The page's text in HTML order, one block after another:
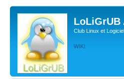
LoLiGrUB
Club Linux et
WIKI